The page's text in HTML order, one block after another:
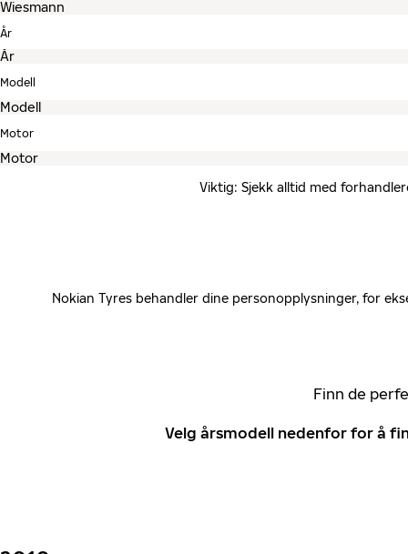
År
Modell
Motor
Viktig: Sjekk alltid med
Nokian Tyres behandler dine personopplysninger, for
Finn de
Velg årsmodell nedenfor for å